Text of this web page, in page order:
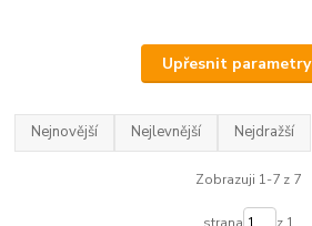
Upřesnit parametry
Nejnovější Nejlevnější Nejdražší
Zobrazuji 1-7 z 7
strana z 1